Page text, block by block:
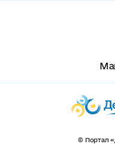
© Портал